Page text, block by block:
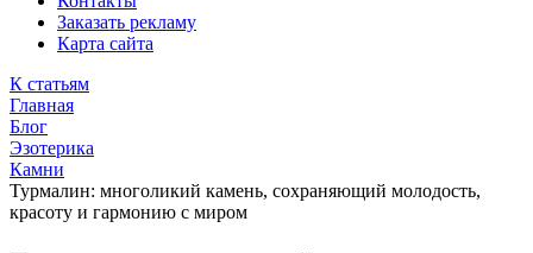
Заказать рекламу
Карта сайта
К статьям
Главная
Блог
Эзотерика
Камни
Турмалин: многоликий камень, сохраняющий молодость,
красоту и гармонию с миром